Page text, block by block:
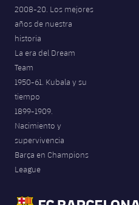
2008-20. Los mejores
años de nuestra
historia
La era del Dream
Team
1950-61. Kubala y su
tiempo
1899-1909.
Nacimiento y
supervivencia
Barça en Champions
League